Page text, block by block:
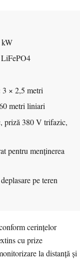
3 × 2,5 metri
metri liniari
priză 380 V trifazic,
pentru menținerea
pe teren
cerințelor
cu prize
la distanță și